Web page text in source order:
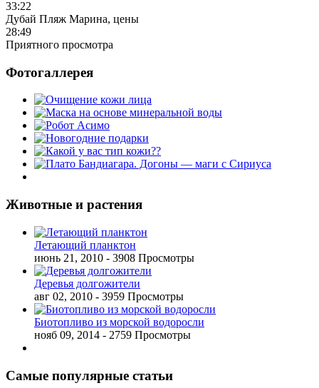
33:22
Дубай Пляж Марина, цены
28:49
Приятного просмотра
Фотогаллерея
Животные и растения
Летающий планктон
июнь 21, 2010 - 3908 Просмотры
Деревья долгожители
авг 02, 2010 - 3959 Просмотры
Биотопливо из морской водоросли
нояб 09, 2014 - 2759 Просмотры
Самые популярные статьи